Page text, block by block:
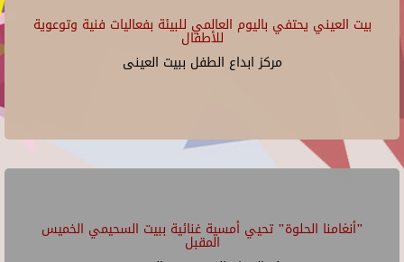
بيت العيني يحتفي باليوم العالمي للبيئة بفعاليات فنية وتوعوية
للأطفال
مركز ابداع الطفل ببيت العينى
"أنغامنا الحلوة" تحيي أمسية غنائية ببيت السحيمي الخميس
المقبل